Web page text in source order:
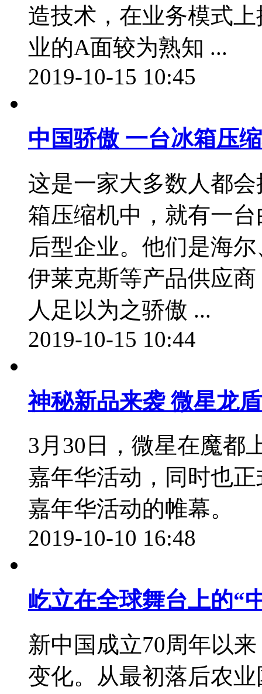
造技术，在业务模式
业的A面较为熟知 ...
2019-10-15 10:45
中国骄傲 一台冰箱压
这是一家大多数人都
箱压缩机中，就有一
后型企业。他们是海
伊莱克斯等产品供应
人足以为之骄傲 ...
2019-10-15 10:44
神秘新品来袭 微星龙
3月30日，微星在魔都
嘉年华活动，同时也
嘉年华活动的帷幕。
2019-10-10 16:48
屹立在全球舞台上的“
新中国成立70周年以
变化。从最初落后农